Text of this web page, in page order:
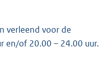
verleend voor de
en/of 20.00 – 24.00 uur.